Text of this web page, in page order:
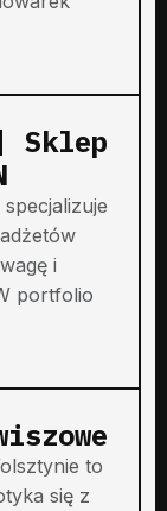
Sklep
i
portfolio
to
się z